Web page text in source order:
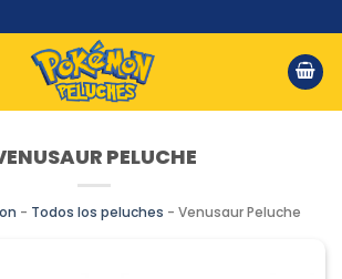
PELUCHE
- Todos los peluches - Venusaur Peluche